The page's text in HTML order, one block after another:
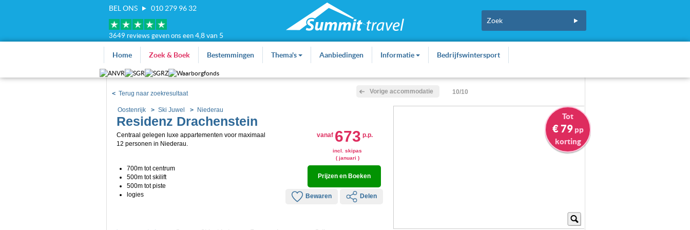
BEL ONS 010 279 96 32
3649 reviews geven ons een 4,8 van 5
Home Zoek & Boek Bestemmingen Thema's Aanbiedingen Informatie Bedrijfswintersport
<Terug naar zoekresultaat 10/10
Vorige accommodatie
Oostenrijk Ski Juwel Niederau
Residenz Drachenstein
Centraal gelegen luxe appartementen voor maximaal
12 personen in Niederau.
vanaf 673 p.p.
incl. skipas
( januari )
700m tot centrum
500m tot skilift
500m tot piste
logies
Prijzen en Boeken
Bewaren Delen
Tot
€ 79pp
korting